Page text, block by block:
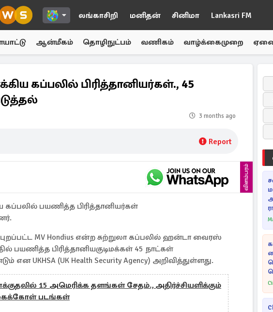
லங்காசிறி மனிதன் சினிமா Lankasri FM
ஆன்மீகம் தொழிநுட்பம் வணிகம் வாழ்க்கைமுறை
கப்பலில் பிரித்தானியர்கள்., 45
3 months ago
Report
விளம்பரம்
பயணித்த பிரித்தானியர்கள்
MV Hondius என்ற சுற்றுலா கப்பலில் ஹன்டா வைரஸ்
பயணித்த பிரித்தானியகுடிமக்கள் 45 நாட்கள்
UKHSA (UK Health Security Agency) அறிவித்துள்ளது.
15 அமெரிக்க தளங்கள் சேதம்., அதிர்ச்சியளிக்கும்
படங்கள்